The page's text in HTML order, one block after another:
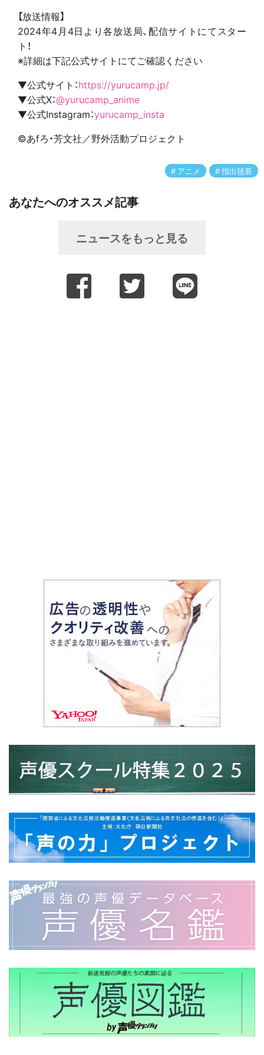
【放送情報】
2024年4月4日より各放送局、配信サイトにてスター
ト！
※詳細は下記公式サイトにてご確認ください
▼公式サイト：https://yurucamp.jp/
▼公式X：@yurucamp_anime
▼公式Instagram：yurucamp_insta
©あfろ・芳文社／野外活動プロジェクト
アニメ 指出毬亜
あなたへのオススメ記事
ニュースをもっと見る